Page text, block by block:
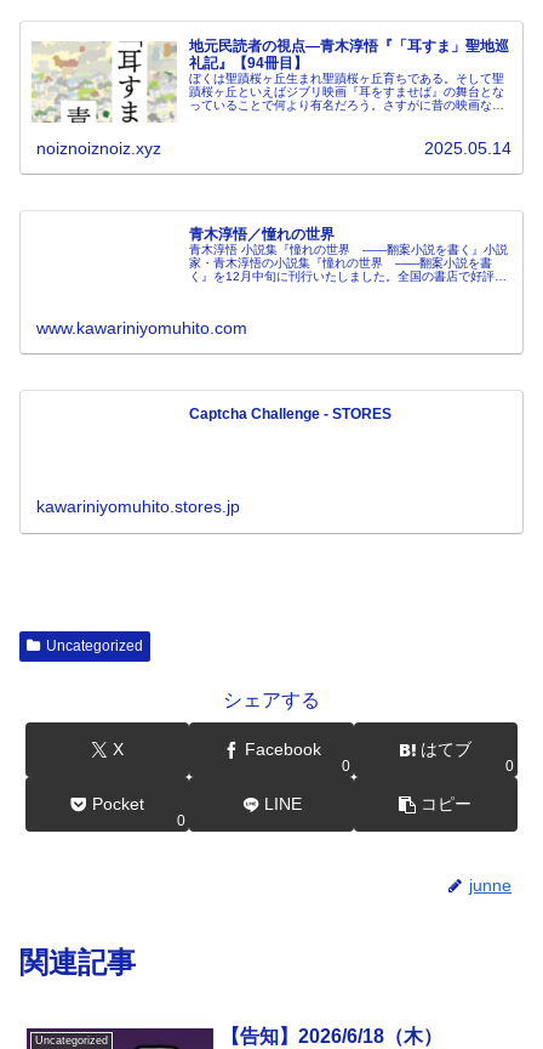
地元民読者の視点―青木淳悟『「耳すま」聖地巡
礼記』【94冊目】
ぼくは聖蹟桜ヶ丘生まれ聖蹟桜ヶ丘育ちである。そして聖
蹟桜ヶ丘といえばジブリ映画『耳をすませば』の舞台とな
っていることで何より有名だろう。さすがに昔の映画なの
noiznoiznoiz.xyz 2025.05.14
青木淳悟／憧れの世界
青木淳悟 小説集『憧れの世界 ——翻案小説を書く』小説
家・青木淳悟の小説集『憧れの世界 ——翻案小説を書
く』を12月中旬に刊行いたしました。全国の書店で好評発
www.kawariniyomuhito.com
Captcha Challenge - STORES
kawariniyomuhito.stores.jp
Uncategorized
シェアする
X Facebook
0
はてブ
0
Pocket
0
LINE コピー
junne
関連記事
Uncategorized
【告知】2026/6/18（木）